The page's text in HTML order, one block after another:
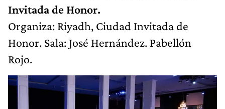
Invitada de Honor.
Organiza: Riyadh, Ciudad Invitada de
Honor. Sala: José Hernández. Pabellón
Rojo.